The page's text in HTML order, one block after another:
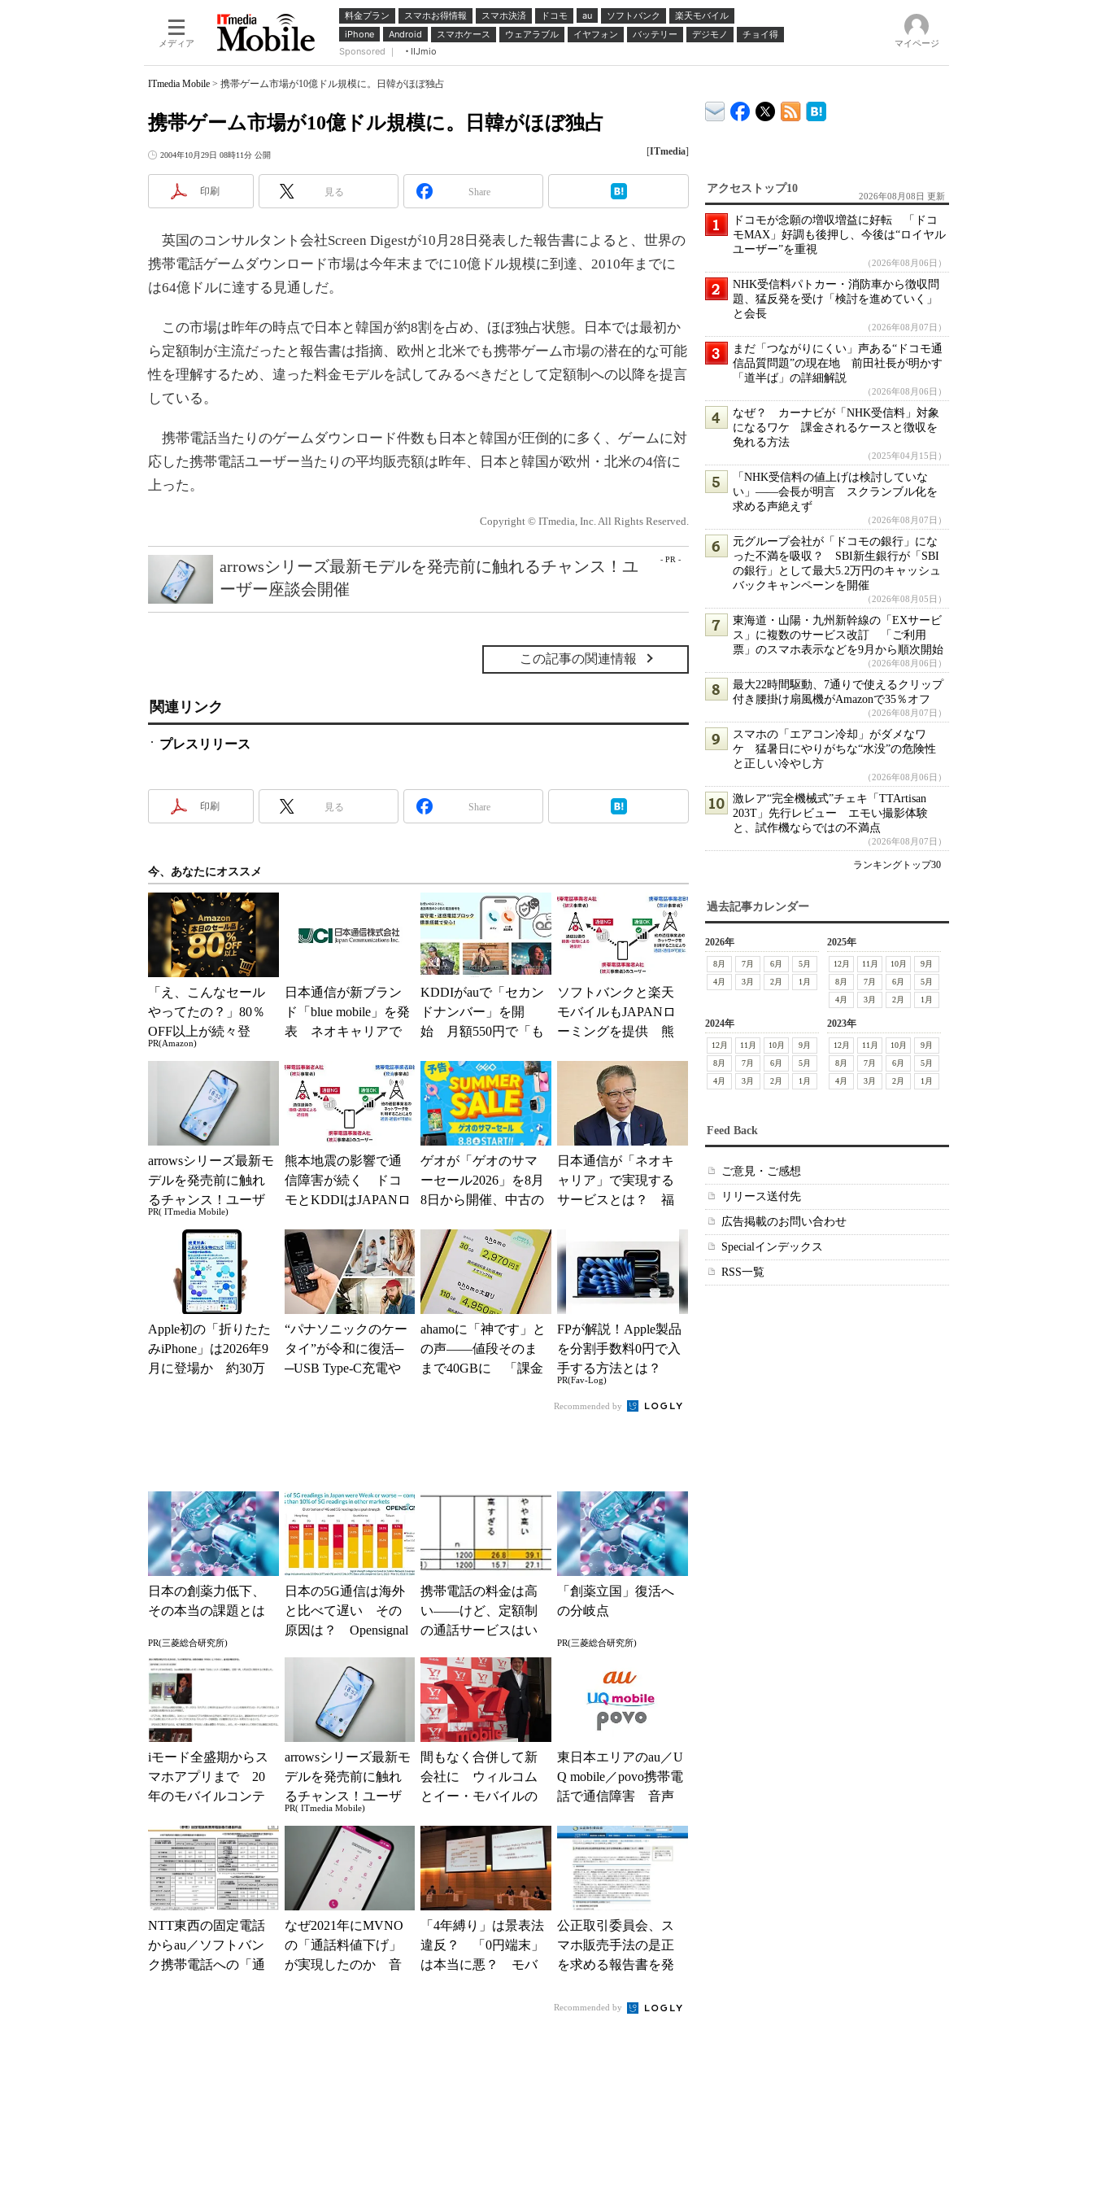
メディア
料金プラン スマホお得情報 スマホ決済 ドコモ au ソフトバンク
楽天モバイル
iPhone
Android スマホケース ウェアラブル イヤフォン バッテリー デジモノ
チョイ得
Sponsored ｜
IIJmio
マイページ
ITmedia Mobile > 携帯ゲーム市場が10億ドル規模に。日韓がほぼ独占
携帯ゲーム市場が10億ドル規模に。日韓がほぼ独占
2004年10月29日 08時11分 公開 [ITmedia]
印刷 見る Share
英国のコンサルタント会社Screen Digestが10月28日発表した報告書によると、世界の
携帯電話ゲームダウンロード市場は今年末までに10億ドル規模に到達、2010年までに
は64億ドルに達する見通しだ。
この市場は昨年の時点で日本と韓国が約8割を占め、ほぼ独占状態。日本では最初か
ら定額制が主流だったと報告書は指摘、欧州と北米でも携帯ゲーム市場の潜在的な可能
性を理解するため、違った料金モデルを試してみるべきだとして定額制への以降を提言
している。
携帯電話当たりのゲームダウンロード件数も日本と韓国が圧倒的に多く、ゲームに対
応した携帯電話ユーザー当たりの平均販売額は昨年、日本と韓国が欧州・北米の4倍に
上った。
Copyright © ITmedia, Inc. All Rights Reserved.
- PR -
arrowsシリーズ最新モデルを発売前に触れるチャンス！ユ
ーザー座談会開催
この記事の関連情報
関連リンク
プレスリリース
印刷 見る Share
今、あなたにオススメ
「え、こんなセール
やってたの？」80％
OFF以上が続々登
場！Amazonの本気が
PR(Amazon)
日本通信が新ブラン
ド「blue mobile」を発
表 ネオキャリアで
KDDIがauで「セカン
ドナンバー」を開
始 月額550円で「も
ソフトバンクと楽天
モバイルもJAPANロ
ーミングを提供 熊
arrowsシリーズ最新モ
デルを発売前に触れ
るチャンス！ユーザ
ー座談会開催
PR( ITmedia Mobile)
熊本地震の影響で通
信障害が続く ドコ
モとKDDIはJAPANロ
無料Wi-Fi「00...
ゲオが「ゲオのサマ
ーセール2026」を8月
8日から開催、中古の
得に
日本通信が「ネオキ
ャリア」で実現する
サービスとは？ 福
続”で広がる可能性
Apple初の「折りたた
みiPhone」は2026年9
月に登場か 約30万
“パナソニックのケー
タイ”が令和に復活─
─USB Type-C充電や
ahamoに「神です」と
の声――値段そのま
まで40GBに 「課金
FPが解説！Apple製品
を分割手数料0円で入
手する方法とは？
PR(Fav-Log)
Recommended by
日本の創薬力低下、
その本当の課題とは
PR(三菱総合研究所)
日本の5G通信は海外
と比べて遅い その
原因は？ Opensignal
携帯電話の料金は高
い――けど、定額制
の通話サービスはい
「創薬立国」復活へ
の分岐点
PR(三菱総合研究所)
iモード全盛期からス
マホアプリまで 20
年のモバイルコンテ
る
arrowsシリーズ最新モ
デルを発売前に触れ
るチャンス！ユーザ
ー座談会開催
PR( ITmedia Mobile)
間もなく合併して新
会社に ウィルコム
とイー・モバイルの
東日本エリアのau／U
Q mobile／povo携帯電
話で通信障害 音声
用しづら...
NTT東西の固定電話
からau／ソフトバン
ク携帯電話への「通
なぜ2021年にMVNO
の「通話料値下げ」
が実現したのか 音
「4年縛り」は景表法
違反？ 「0円端末」
は本当に悪？ モバ
公正取引委員会、ス
マホ販売手法の是正
を求める報告書を発
Recommended by
アクセストップ10
2026年08月08日 更新
ドコモが念願の増収増益に好転 「ドコ
モMAX」好調も後押し、今後は“ロイヤル
ユーザー”を重視
（2026年08月06日）
NHK受信料パトカー・消防車から徴収問
題、猛反発を受け「検討を進めていく」
と会長
（2026年08月07日）
まだ「つながりにくい」声ある“ドコモ通
信品質問題”の現在地 前田社長が明かす
「道半ば」の詳細解説
（2026年08月06日）
なぜ？ カーナビが「NHK受信料」対象
になるワケ 課金されるケースと徴収を
免れる方法
（2025年04月15日）
「NHK受信料の値上げは検討していな
い」――会長が明言 スクランブル化を
求める声絶えず
（2026年08月07日）
元グループ会社が「ドコモの銀行」にな
った不満を吸収？ SBI新生銀行が「SBI
の銀行」として最大5.2万円のキャッシュ
バックキャンペーンを開催
（2026年08月05日）
東海道・山陽・九州新幹線の「EXサービ
ス」に複数のサービス改訂 「ご利用
票」のスマホ表示などを9月から順次開始
（2026年08月06日）
最大22時間駆動、7通りで使えるクリップ
付き腰掛け扇風機がAmazonで35％オフ
（2026年08月07日）
スマホの「エアコン冷却」がダメなワ
ケ 猛暑日にやりがちな“水没”の危険性
と正しい冷やし方
（2026年08月06日）
激レア“完全機械式”チェキ「TTArtisan
203T」先行レビュー エモい撮影体験
と、試作機ならではの不満点
（2026年08月07日）
ランキングトップ30
過去記事カレンダー
2026年
8月 7月 6月
5月
4月
3月 2月 1月
2025年
12月 11月 10月
9月
8月
7月 6月
5月
4月
3月 2月 1月
2024年
12月 11月 10月
9月
8月
7月 6月
5月
4月
3月 2月 1月
2023年
12月 11月 10月
9月
8月
7月 6月
5月
4月
3月 2月 1月
Feed Back
ご意見・ご感想
リリース送付先
広告掲載のお問い合わせ
Specialインデックス
RSS一覧